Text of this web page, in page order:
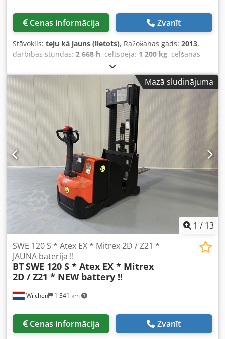
Cenas informācija Zvanīt
Stāvoklis: teju kā jauns (lietots), Ražošanas gads: 2013,
darbības stundas: 2 668 h, celtspēja: 1 200 kg, celšanas
, degvielas veids:
veids:duplekss, būvniecības augstums:2 020 mm,
Ražotājs + modelis: BT SWE 120 S Atex *EX* Mitrex 2D /
Zona 21 Masts: 2F2850 ID: 23021.7862 Kategorija: Lietots
Masts: 2F2850 Paceltā augstuma minimālais augstums:
2020 mm Pacelšanas augstums: 2850 mm Celtspēja: 1200
kg Dwjdpfxjzq T Nwj Ab Tja Ražošanas gads: 2013 Darba
stundas: 2668 stundas Akumulators: JAUNS * 24 V / 300 Ah
* Ražots 2023. gadā Papildaprīkojums: ĪPAŠI UNIKĀLS,
ATEX versija, EX izpildījumā!! *EX* Mitrex!!!!! Sistēma =
ATEX 94 / 9 / EK Gāzes grupa = IIIB (nevadīts puteklis) Tips
= 2D (atļauts izmantot 21. zonā) Temperatūras klase = T4
(135 °C) Aprīkots ar: - FFL masts - 2 daļas -
BRĪVIPIECARINĀMAS, regulējamas iekrāvēja dakšas -
PIEMĒROTS visiem paletēm
Mazā sludinājuma
1 / 13
Wijchen 1 341 km
SWE 120 S * Atex EX * Mitrex 2D / Z21 *
JAUNA baterija !!
BTSWE 120 S * Atex EX * Mitrex
2D / Z21 * NEW battery !!
Cenas informācija Zvanīt